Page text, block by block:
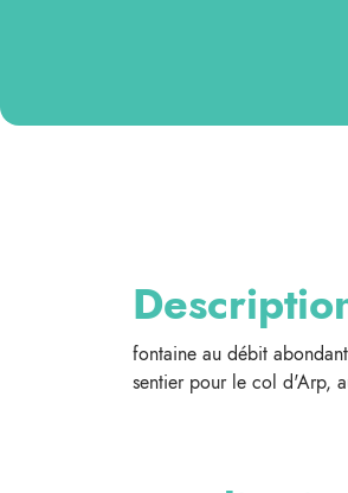
fontaine au débit
sentier pour le col d'Arp,